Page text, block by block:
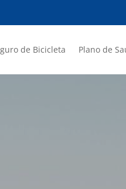
de Bicicleta Plano de